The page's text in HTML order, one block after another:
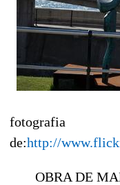
fotografia
de:http://
OBRA DE